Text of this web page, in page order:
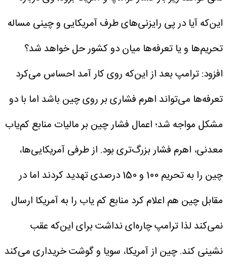
این‌که آیا در پی رایزنی‌های طرف آمریکایی و چینی مساله
تحریم‌ها و یا تعرفه‌ها میان دو کشور حل خواهد شد؟
افزود: ترامپ بعد از این‌که روی کار آمد احساس می‌کرد
تعرفه‌ها می‌تواند اهرم فشاری بر روی چین باشد اما با دو
مشکل مواجه شد؛ اعمال فشار چین بر مالیات منابع کم‌یاب
معدنی، اهرم فشار بزرگ‌تری بود. از طرفی آمریکایی‌ها،
چین را به تحریم 100 و 150 درصدی تهدید کردند اما در
مقابل چین هم اعلام کرد منابع کم یاب را به آمریکا ارسال
نمی‌کند لذا ترامپ چاره‌ای نداشت برای این‌که عقب
نشینی کند. چین از آمریکا، سویا و گوشت خریداری می‌کند